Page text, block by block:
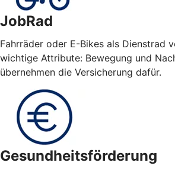
JobRad
Fahrräder oder E-Bikes als Dienstrad
wichtige Attribute: Bewegung und
übernehmen die Versicherung dafür.
Gesundheitsförderung